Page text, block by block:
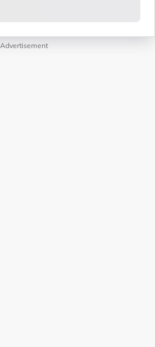
Advertisement